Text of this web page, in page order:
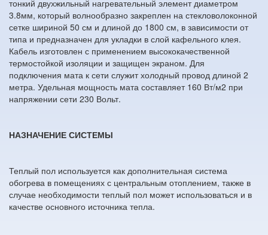
тонкий двухжильный нагревательный элемент диаметром
3.8мм, который волнообразно закреплен на стекловолоконной
сетке шириной 50 см и длиной до 1800 см, в зависимости от
типа и предназначен для укладки в слой кафельного клея.
Кабель изготовлен с применением высококачественной
термостойкой изоляции и защищен экраном. Для
подключения мата к сети служит холодный провод длиной 2
метра. Удельная мощность мата составляет 160 Вт/м2 при
напряжении сети 230 Вольт.
НАЗНАЧЕНИЕ СИСТЕМЫ
Теплый пол используется как дополнительная система
обогрева в помещениях с центральным отоплением, также в
случае необходимости теплый пол может использоваться и в
качестве основного источника тепла.